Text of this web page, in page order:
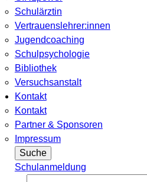
Schulärztin
Vertrauenslehrer:innen
Jugendcoaching
Schulpsychologie
Bibliothek
Versuchsanstalt
Kontakt
Kontakt
Partner & Sponsoren
Impressum
Suche
Schulanmeldung